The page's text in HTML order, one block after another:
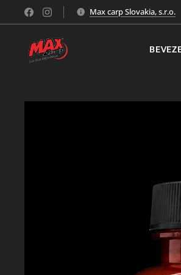
Max carp Slovakia, s.r.o.